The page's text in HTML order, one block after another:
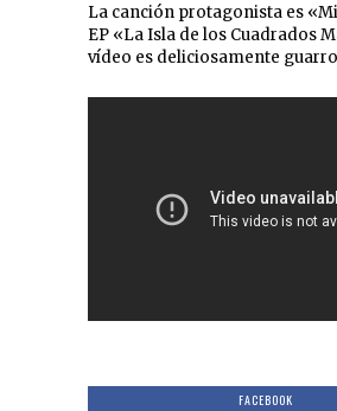
La canción protagonista es
EP «La Isla de los Cuadrados
vídeo es deliciosamente
FACEBOOK